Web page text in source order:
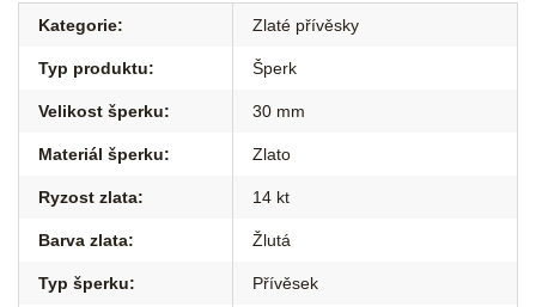
Kategorie: Zlaté přívěsky
Typ produktu: Šperk
Velikost šperku: 30 mm
Materiál šperku: Zlato
Ryzost zlata: 14 kt
Barva zlata: Žlutá
Typ šperku: Přívěsek